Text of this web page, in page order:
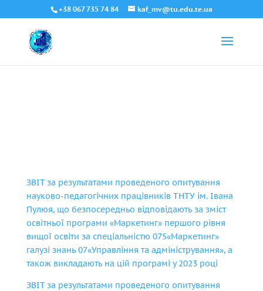
+38 067 735 74 84 kaf_mv@tu.edu.te.ua
ЗВІТ за результатами проведеного опитування
науково-педагогічних працівників ТНТУ ім. Івана
Пулюя, що безпосередньо відповідають за зміст
освітньої програми «Маркетинг» першого рівня
вищої освіти за спеціальністю 075«Маркетинг»
галузі знань 07«Управління та адміністрування», а
також викладають на цій програмі у 2023 році
ЗВІТ за результатами проведеного опитування